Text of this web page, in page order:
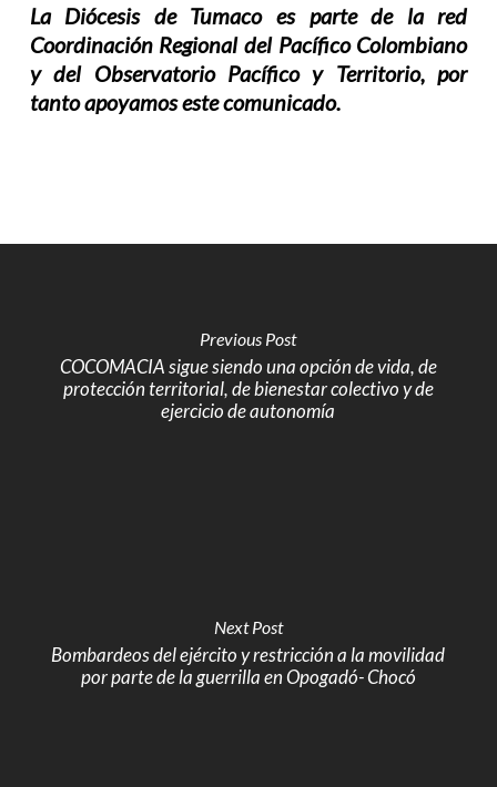
La Diócesis de Tumaco es parte de la red
Coordinación Regional del Pacífico Colombiano
y del Observatorio Pacífico y Territorio, por
tanto apoyamos este comunicado.
Previous Post
COCOMACIA sigue siendo una opción de vida, de
protección territorial, de bienestar colectivo y de
ejercicio de autonomía
Next Post
Bombardeos del ejército y restricción a la movilidad
por parte de la guerrilla en Opogadó- Chocó